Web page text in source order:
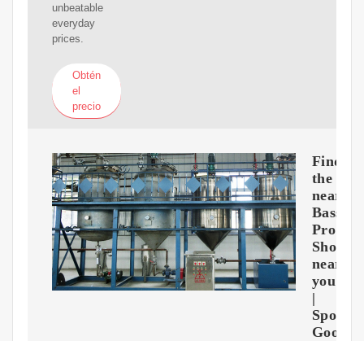
unbeatable
everyday
prices.
Obtén
el
precio
Find
the
nearest
Bass
Pro
Shops
near
you
|
Goods